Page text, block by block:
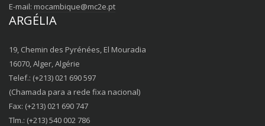
E-mail: mocambique@mc2e.pt
ARGÉLIA
19, Chemin des Pyrénées, El Mouradia
16070, Alger, Algérie
Telef.: (+213) 021 690 597
(Chamada para a rede fixa nacional)
Fax: (+213) 021 690 747
Tlm.: (+213) 540 002 786